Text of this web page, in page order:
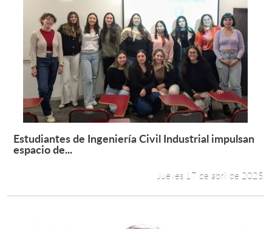
Leer más +
Estudiantes de Ingeniería Civil Industrial impulsan
espacio de...
Jueves 17 de abril de 2025